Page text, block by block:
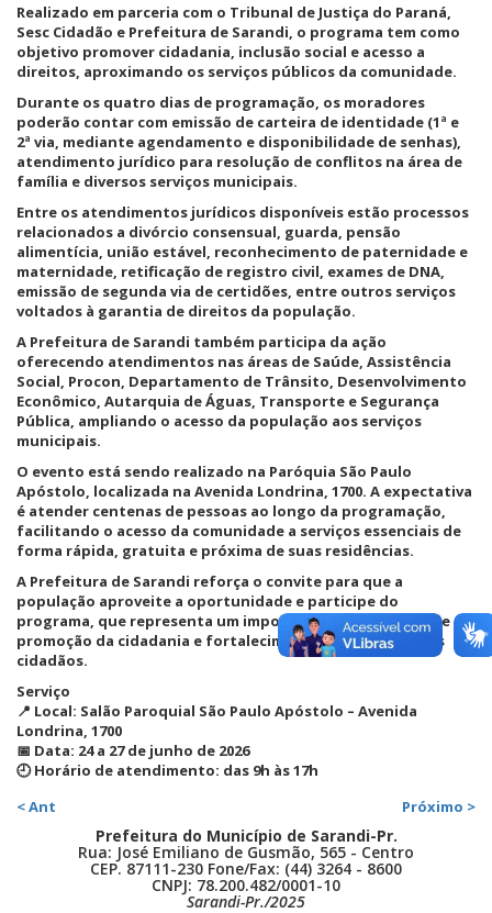
Realizado em parceria com o Tribunal de Justiça do Paraná,
Sesc Cidadão e Prefeitura de Sarandi, o programa tem como
objetivo promover cidadania, inclusão social e acesso a
direitos, aproximando os serviços públicos da comunidade.
Durante os quatro dias de programação, os moradores
poderão contar com emissão de carteira de identidade (1ª e
2ª via, mediante agendamento e disponibilidade de senhas),
atendimento jurídico para resolução de conflitos na área de
família e diversos serviços municipais.
Entre os atendimentos jurídicos disponíveis estão processos
relacionados a divórcio consensual, guarda, pensão
alimentícia, união estável, reconhecimento de paternidade e
maternidade, retificação de registro civil, exames de DNA,
emissão de segunda via de certidões, entre outros serviços
voltados à garantia de direitos da população.
A Prefeitura de Sarandi também participa da ação
oferecendo atendimentos nas áreas de Saúde, Assistência
Social, Procon, Departamento de Trânsito, Desenvolvimento
Econômico, Autarquia de Águas, Transporte e Segurança
Pública, ampliando o acesso da população aos serviços
municipais.
O evento está sendo realizado na Paróquia São Paulo
Apóstolo, localizada na Avenida Londrina, 1700. A expectativa
é atender centenas de pessoas ao longo da programação,
facilitando o acesso da comunidade a serviços essenciais de
forma rápida, gratuita e próxima de suas residências.
A Prefeitura de Sarandi reforça o convite para que a
população aproveite a oportunidade e participe do
programa, que representa um importante instrumento de
promoção da cidadania e fortalecimento dos direitos dos
cidadãos.
Serviço
📍 Local: Salão Paroquial São Paulo Apóstolo – Avenida
Londrina, 1700
📅 Data: 24 a 27 de junho de 2026
🕘 Horário de atendimento: das 9h às 17h
< Ant
Próximo >
Prefeitura do Município de Sarandi-Pr.
Rua: José Emiliano de Gusmão, 565 - Centro
CEP. 87111-230 Fone/Fax: (44) 3264 - 8600
CNPJ: 78.200.482/0001-10
Sarandi-Pr./2025